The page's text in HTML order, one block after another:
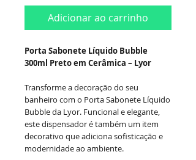
Adicionar ao carrinho
Porta Sabonete Líquido Bubble
300ml Preto em Cerâmica – Lyor
Transforme a decoração do seu
banheiro com o Porta Sabonete Líquido
Bubble da Lyor. Funcional e elegante,
este dispensador é também um item
decorativo que adiciona sofisticação e
modernidade ao ambiente.